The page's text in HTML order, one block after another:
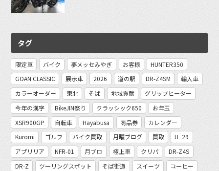
タグ
限定車 バイク 夢メッセみやぎ お客様
HUNTER350
GOAN CLASSIC
展示車 2026 道の駅 DR-Z4SM
輸入車
カラーオーダー
東北 そば 地域貢献
グリップヒーター
今年の漢字
BikeJIN祭り クラッシック650
お年玉
XSR900GP
自転車 Hayabusa 商品券
カレンダー
Kuromi
ゴルフ バイク買取 月曜ブログ 買取
U_29
アプリリア
NFR-01 月ブロ 極上車 クリパ
DR-Z4S
DR-Z
ツーリングスポット そば街道 スイーツ
コーヒー